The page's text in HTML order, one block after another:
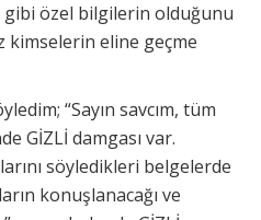
özel bilgilerin olduğunu
kimselerin eline geçme
“Sayın savcım, tüm
GİZLİ damgası var.
söyledikleri belgelerde
konuşlanacağı ve